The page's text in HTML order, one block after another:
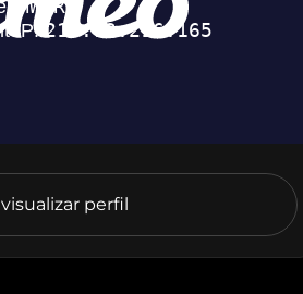
visualizar perfil